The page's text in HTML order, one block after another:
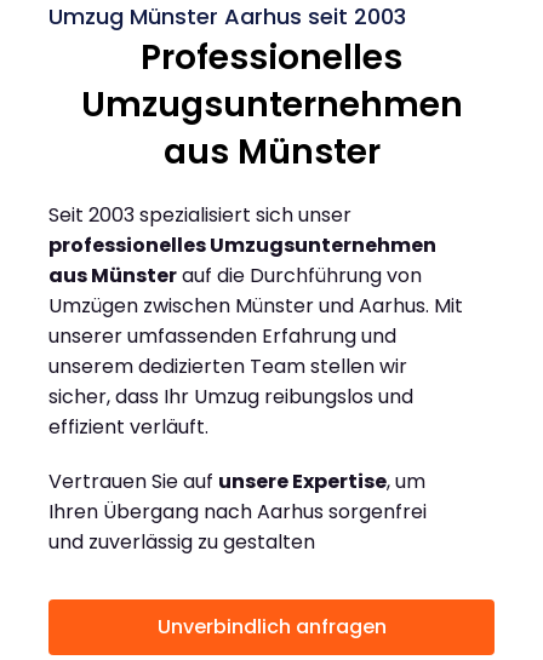
Umzug Münster Aarhus seit 2003
Professionelles
Umzugsunternehmen
aus Münster
Seit 2003 spezialisiert sich unser
professionelles Umzugsunternehmen
aus Münsterauf die Durchführung von
Umzügen zwischen Münster und Aarhus. Mit
unserer umfassenden Erfahrung und
unserem dedizierten Team stellen wir
sicher, dass Ihr Umzug reibungslos und
effizient verläuft.
Vertrauen Sie auf unsere Expertise, um
Ihren Übergang nach Aarhus sorgenfrei
und zuverlässig zu gestalten
Unverbindlich anfragen